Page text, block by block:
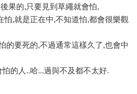
果的,只要見到草繩就會怕,
怕,就是正在中,不知道怕,都會很樂觀
的要死的,不過通常這樣久了,也會中
的人..哈...過與不及都不太好.